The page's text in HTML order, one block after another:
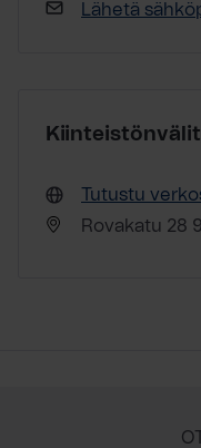
Lähetä
Tutustu
Rovakatu 28